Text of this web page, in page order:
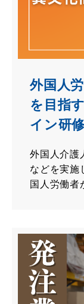
外国人
を目指
イン研
外国人介護
などを実施
国人労働者